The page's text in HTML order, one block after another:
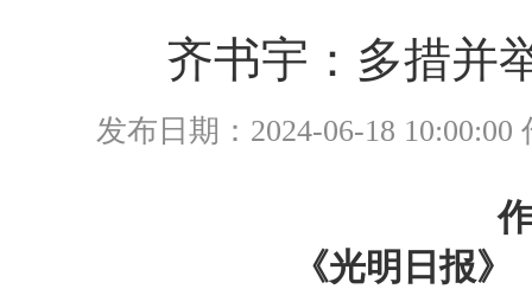
齐书宇：多措并
发布日期：2024-06-18
《光明日报